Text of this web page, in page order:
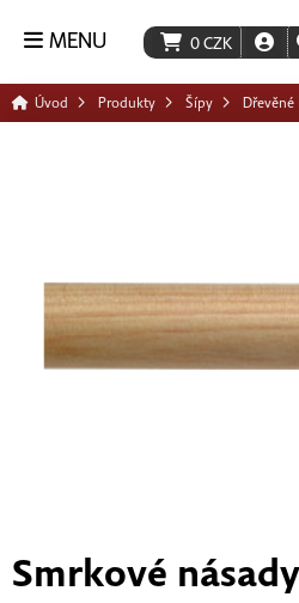
0CZK
MENU
Úvod Produkty Šípy Dřevěné
Smrkové